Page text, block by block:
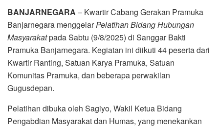
BANJARNEGARA – Kwartir Cabang Gerakan Pramuka
Banjarnegara menggelarPelatihan Bidang Hubungan
Masyarakatpada Sabtu (9/8/2025) di Sanggar Bakti
Pramuka Banjarnegara. Kegiatan ini diikuti 44 peserta dari
Kwartir Ranting, Satuan Karya Pramuka, Satuan
Komunitas Pramuka, dan beberapa perwakilan
Gugusdepan.
Pelatihan dibuka oleh Sagiyo, Wakil Ketua Bidang
Pengabdian Masyarakat dan Humas, yang menekankan